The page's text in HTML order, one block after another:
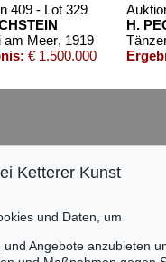
409 - Lot 329
am Meer, 1919
€ 1.500.000
H.
228
Auktion
88 67 53-63
Ketterer Kunst
und Daten, um
und Angebote anzubieten